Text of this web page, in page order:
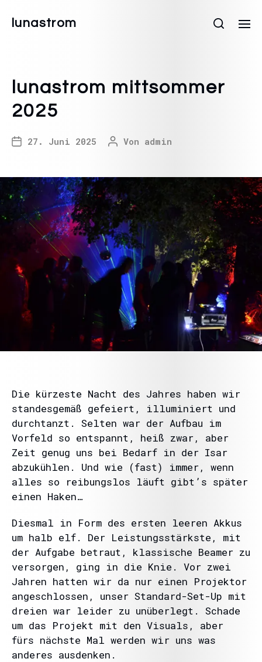
lunastrom
lunastrom mittsommer
2025
27. Juni 2025 Von admin
Die kürzeste Nacht des Jahres haben wir
standesgemäß gefeiert, illuminiert und
durchtanzt. Selten war der Aufbau im
Vorfeld so entspannt, heiß zwar, aber
Zeit genug uns bei Bedarf in der Isar
abzukühlen. Und wie (fast) immer, wenn
alles so reibungslos läuft gibt’s später
einen Haken…
Diesmal in Form des ersten leeren Akkus
um halb elf. Der Leistungsstärkste, mit
der Aufgabe betraut, klassische Beamer zu
versorgen, ging in die Knie. Vor zwei
Jahren hatten wir da nur einen Projektor
angeschlossen, unser Standard-Set-Up mit
dreien war leider zu unüberlegt. Schade
um das Projekt mit den Visuals, aber
fürs nächste Mal werden wir uns was
anderes ausdenken.